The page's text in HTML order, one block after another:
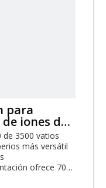
para
iones de
batería
de 3500 vatios
más versátil
ofrece 7000